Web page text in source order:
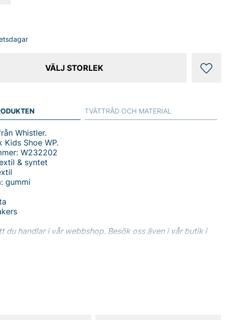
VÄLJ STORLEK
Whistler.
Kids Shoe WP.
W232202
& syntet
gummi
du handlar i vår webbshop. Besök oss även i vår butik i
TVÄTTRÅD OCH MATERIAL